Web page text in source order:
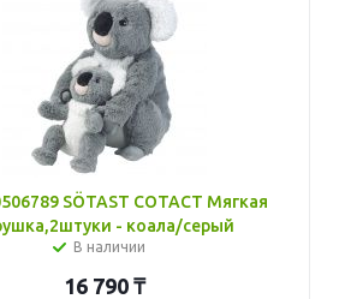
SÖTAST СОТАСТ Мягкая
- коала/серый
В наличии
16 790 ₸